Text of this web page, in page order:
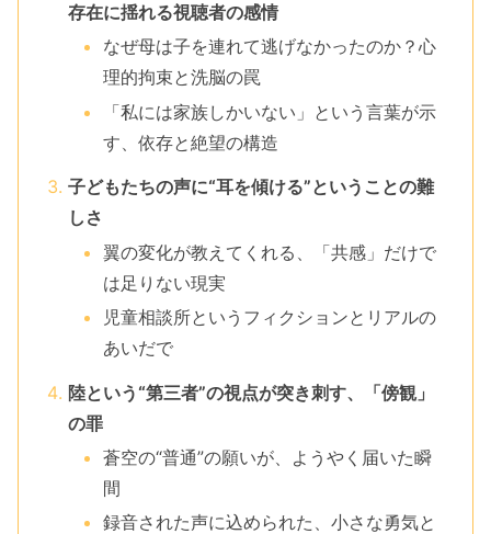
存在に揺れる視聴者の感情
なぜ母は子を連れて逃げなかったのか？心
理的拘束と洗脳の罠
「私には家族しかいない」という言葉が示
す、依存と絶望の構造
子どもたちの声に“耳を傾ける”ということの難
しさ
翼の変化が教えてくれる、「共感」だけで
は足りない現実
児童相談所というフィクションとリアルの
あいだで
陸という“第三者”の視点が突き刺す、「傍観」
の罪
蒼空の“普通”の願いが、ようやく届いた瞬
間
録音された声に込められた、小さな勇気と